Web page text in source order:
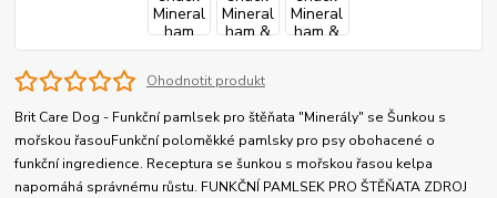
Ohodnotit produkt
Brit Care Dog - Funkční pamlsek pro štěňata "Minerály" se Šunkou s
mořskou řasouFunkční poloměkké pamlsky pro psy obohacené o
funkční ingredience. Receptura se šunkou s mořskou řasou kelpa
napomáhá správnému růstu. FUNKČNÍ PAMLSEK PRO ŠTĚŇATA ZDROJ